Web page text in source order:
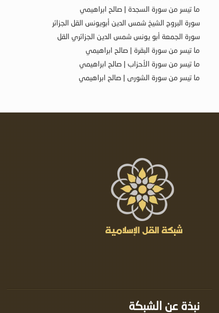
ما تيسر من سورة السجدة | صالح ابراهيمي
سورة البروج الشيخ شمس الدين أبويونس القل الجزائر
سورة الجمعة أبو يونس شمس الدين الجزائري القل
ما تيسر من سورة البقرة | صالح ابراهيمي
ما تيسر من سورة الأحزاب | صالح ابراهيمي
ما تيسر من سورة الشورى | صالح ابراهيمي
نبذة عن الشبكة